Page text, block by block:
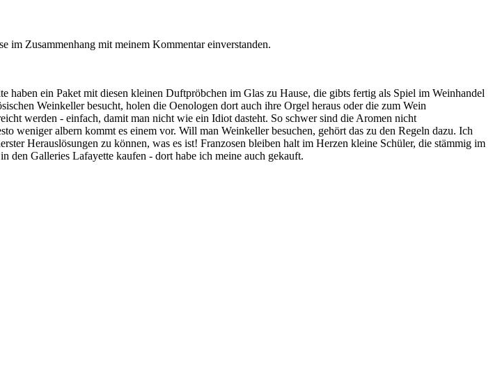
Zusammenhang mit meinem Kommentar einverstanden.
ein Paket mit diesen kleinen Duftpröbchen im Glas zu Hause, die gibts fertig als Spiel im Weinhandel
Weinkeller besucht, holen die Oenologen dort auch ihre Orgel heraus oder die zum Wein
werden - einfach, damit man nicht wie ein Idiot dasteht. So schwer sind die Aromen nicht
weniger albern kommt es einem vor. Will man Weinkeller besuchen, gehört das zu den Regeln dazu. Ich
Herauslösungen zu können, was es ist! Franzosen bleiben halt im Herzen kleine Schüler, die stämmig im
den Galleries Lafayette kaufen - dort habe ich meine auch gekauft.